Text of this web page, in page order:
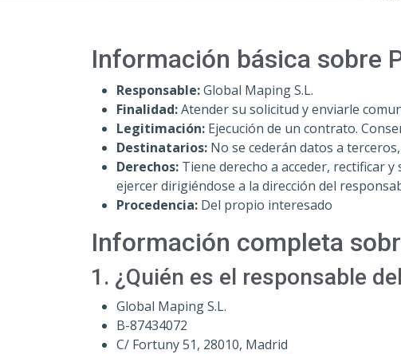
Información básica sobre
Responsable:Global Maping S.L.
Finalidad:Atender su solicitud y enviarle
Legitimación: Ejecución de un contrato.
Destinatarios: No se cederán datos a
Derechos: Tiene derecho a acceder, rectificar
ejercer dirigiéndose a la dirección del
Procedencia: Del propio interesado
Información completa
1. ¿Quién es el responsable
Global Maping S.L.
B-87434072
C/ Fortuny 51, 28010, Madrid